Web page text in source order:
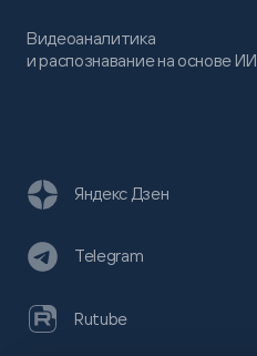
Видеоаналитика
и распознавание на основе ИИ
Яндекс Дзен
Telegram
Rutube